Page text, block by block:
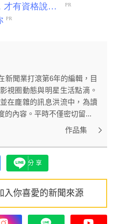
新聞業打滾第6年的編輯，目
視圈動態與明星生活點滴。
在龐雜的訊息洪流中，為讀
的內容。平時不僅密切留...
作品集
分享
入你喜愛的新聞來源